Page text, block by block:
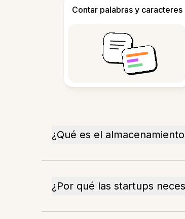
Contar palabras y caracteres
¿Qué es el
¿Por qué las startups